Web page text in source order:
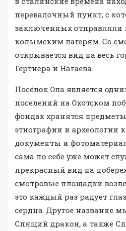
перевалочный пункт, с
заключенных отправляли
колымским лагерям. Со
открывается вид на весь
Гертнера и Нагаева.
Посёлок Ола является
поселений на Охотском
фондах хранятся
этнографии и археологии
документы и
сама по себе уже может
прекрасный вид на
смотровые площадки
это каждый раз радует
сердца. Другое название
Спящий дракон, а также